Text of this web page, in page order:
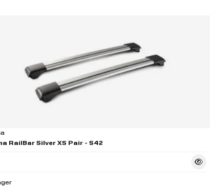
RailBar Silver XS Pair - S42